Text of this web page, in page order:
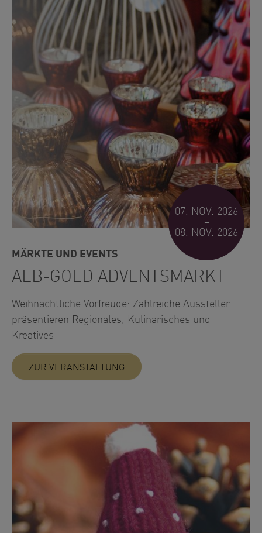
07. NOV. 2026
–
08. NOV. 2026
MÄRKTE UND EVENTS
ALB-GOLD ADVENTSMARKT
Weihnachtliche Vorfreude: Zahlreiche Aussteller
präsentieren Regionales, Kulinarisches und
Kreatives
ZUR VERANSTALTUNG